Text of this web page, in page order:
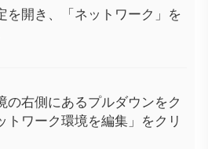
を開き、「ネットワーク」を
の右側にあるプルダウンをク
トワーク環境を編集」をクリ